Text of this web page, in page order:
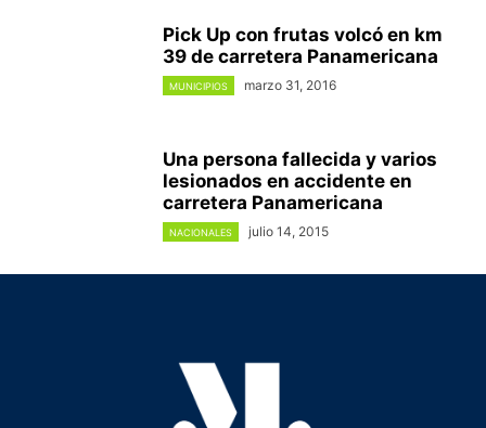
Pick Up con frutas volcó en km
39 de carretera Panamericana
MUNICIPIOS marzo 31, 2016
Una persona fallecida y varios
lesionados en accidente en
carretera Panamericana
NACIONALES julio 14, 2015